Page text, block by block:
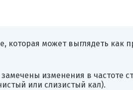
которая может выглядеть как
изменения в частоте
или слизистый кал).